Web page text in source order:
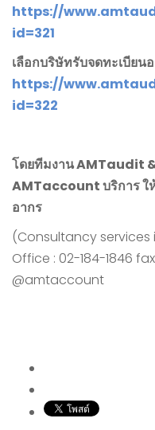
https://
id=321
เลือกบริษัทรับจดทะเบียน
https://
id=322
โดยทีมงานAMTaudit
AMTaccountบริการ
อากร
(Consultancy
Office : 02-184-1846 fax
@amtaccount